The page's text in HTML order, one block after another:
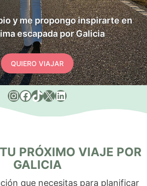
y me propongo inspirarte en
escapada por Galicia
QUIERO VIAJAR
Instagram
Facebook
TikTok
X LinkedIn
PRÓXIMO VIAJE POR
GALICIA
que necesitas para planificar